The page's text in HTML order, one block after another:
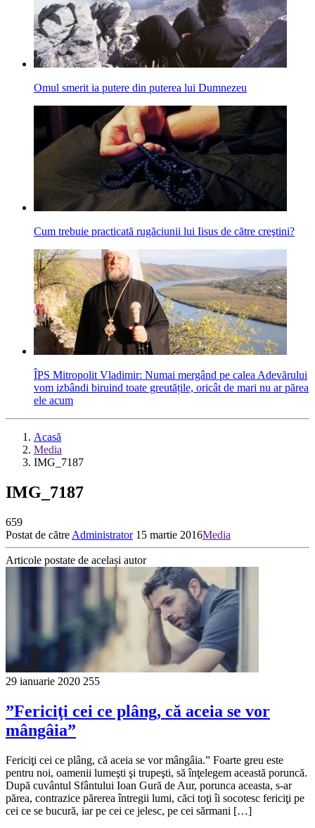
Omul smerit ia putere din puterea lui Dumnezeu
Cum trebuie practicată rugăciunii lui Iisus de către creştini?
ÎPS Mitropolit Vladimir: Numai mergând pe calea Adevărului
vom izbândi biruind toate greutățile, oricât de mari nu ar părea
ele acum
Acasă
Media
IMG_7187
IMG_7187
659
Postat de către Administrator 15 martie 2016Media
Articole postate de același autor
29 ianuarie 2020 255
”Fericiţi cei ce plâng, că aceia se vor
mângâia”
Fericiţi cei ce plâng, că aceia se vor mângâia.” Foarte greu este
pentru noi, oamenii lumeşti şi trupeşti, să înţelegem această poruncă.
După cuvântul Sfântului Ioan Gură de Aur, porunca aceasta, s-ar
părea, contrazice părerea întregii lumi, căci toţi îi socotesc fericiţi pe
cei ce se bucură, iar pe cei ce jelesc, pe cei sărmani […]